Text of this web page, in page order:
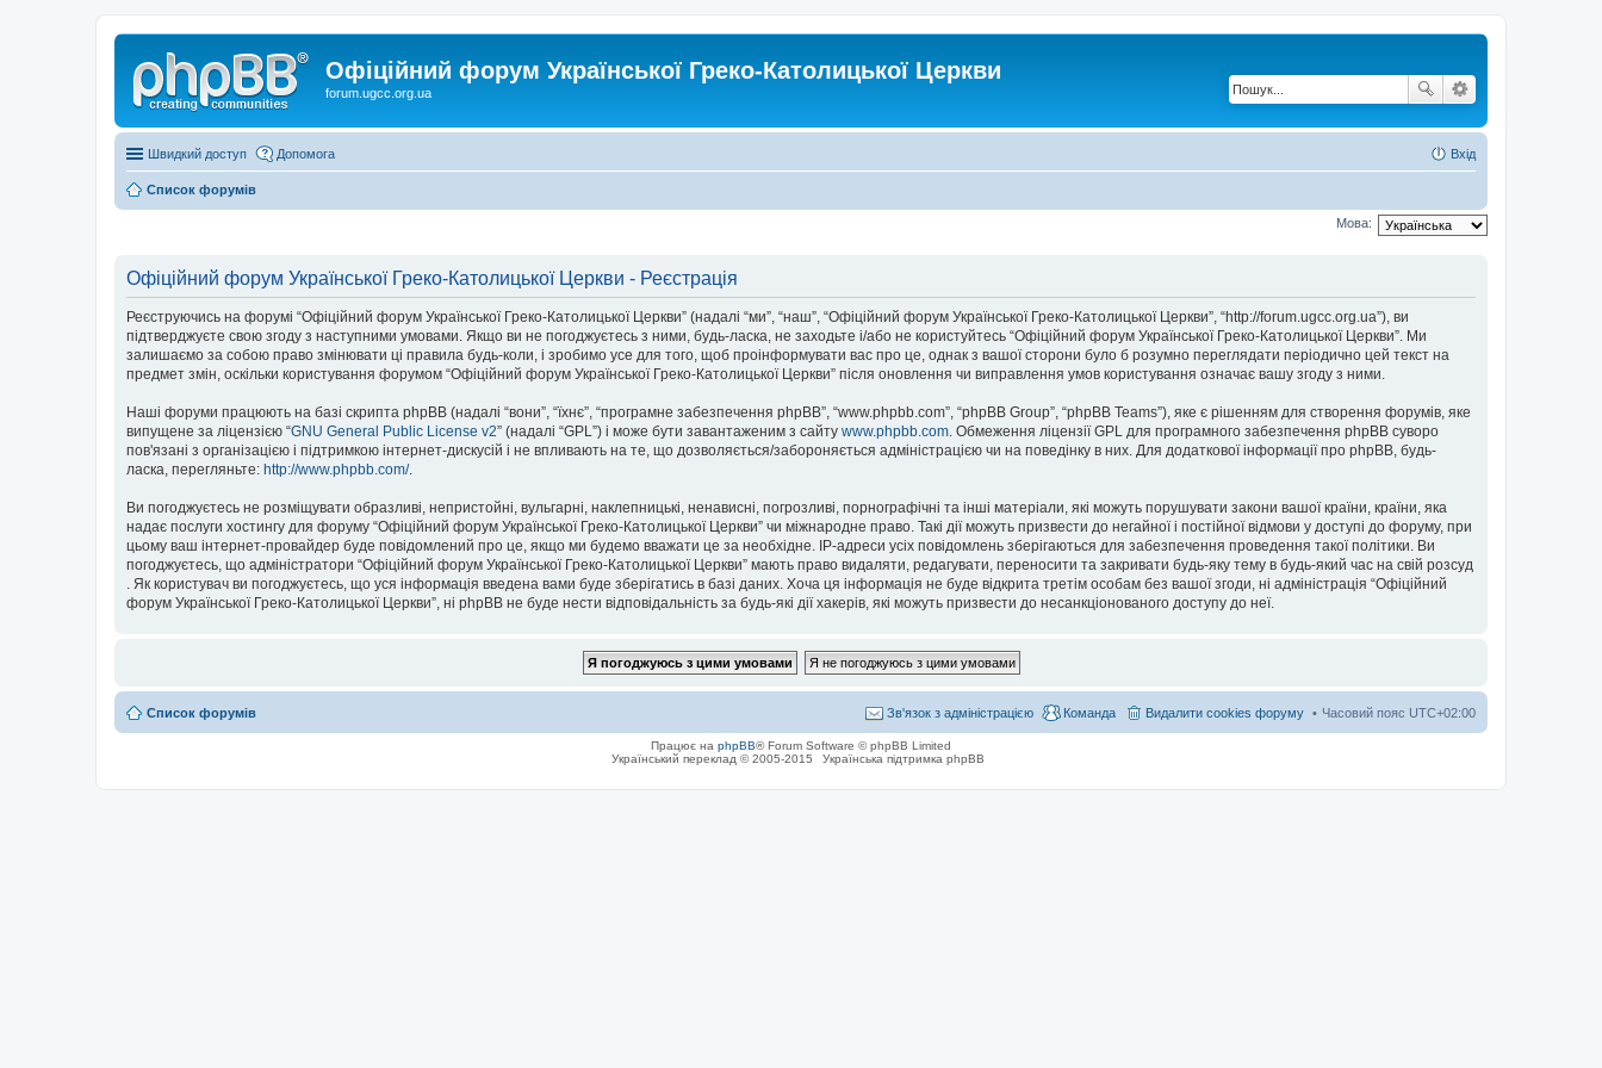
Офіційний форум Української Греко-Католицької Церкви
forum.ugcc.org.ua
Швидкий доступ Допомога Вхід
Список форумів
Мова:
Офіційний форум Української Греко-Католицької Церкви - Реєстрація
Реєструючись на форумі “Офіційний форум Української Греко-Католицької Церкви” (надалі “ми”, “наш”, “Офіційний форум Української Греко-Католицької Церкви”, “http://forum.ugcc.org.ua”), ви
підтверджуєте свою згоду з наступними умовами. Якщо ви не погоджуєтесь з ними, будь-ласка, не заходьте і/або не користуйтесь “Офіційний форум Української Греко-Католицької Церкви”. Ми
залишаємо за собою право змінювати ці правила будь-коли, і зробимо усе для того, щоб проінформувати вас про це, однак з вашої сторони було б розумно переглядати періодично цей текст на
предмет змін, оскільки користування форумом “Офіційний форум Української Греко-Католицької Церкви” після оновлення чи виправлення умов користування означає вашу згоду з ними.
Наші форуми працюють на базі скрипта phpBB (надалі “вони”, “їхнє”, “програмне забезпечення phpBB”, “www.phpbb.com”, “phpBB Group”, “phpBB Teams”), яке є рішенням для створення форумів, яке
випущене за ліцензією “GNU General Public License v2” (надалі “GPL”) і може бути завантаженим з сайту www.phpbb.com. Обмеження ліцензії GPL для програмного забезпечення phpBB суворо
пов'язані з організацією і підтримкою інтернет-дискусій і не впливають на те, що дозволяється/забороняється адміністрацією чи на поведінку в них. Для додаткової інформації про phpBB, будь-
ласка, перегляньте: http://www.phpbb.com/.
Ви погоджуєтесь не розміщувати образливі, непристойні, вульгарні, наклепницькі, ненависні, погрозливі, порнографічні та інші матеріали, які можуть порушувати закони вашої країни, країни, яка
надає послуги хостингу для форуму “Офіційний форум Української Греко-Католицької Церкви” чи міжнародне право. Такі дії можуть призвести до негайної і постійної відмови у доступі до форуму, при
цьому ваш інтернет-провайдер буде повідомлений про це, якщо ми будемо вважати це за необхідне. IP-адреси усіх повідомлень зберігаються для забезпечення проведення такої політики. Ви
погоджуєтесь, що адміністратори “Офіційний форум Української Греко-Католицької Церкви” мають право видаляти, редагувати, переносити та закривати будь-яку тему в будь-який час на свій розсуд
. Як користувач ви погоджуєтесь, що уся інформація введена вами буде зберігатись в базі даних. Хоча ця інформація не буде відкрита третім особам без вашої згоди, ні адміністрація “Офіційний
форум Української Греко-Католицької Церкви”, ні phpBB не буде нести відповідальність за будь-які дії хакерів, які можуть призвести до несанкціонованого доступу до неї.
Список форумів Часовий пояс UTC+02:00
Видалити cookies форуму
Команда
Зв'язок з адміністрацією
Працює на phpBB® Forum Software © phpBB Limited
Український переклад © 2005-2015
Українська підтримка phpBB